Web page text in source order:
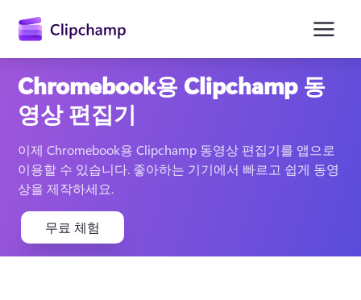
로
Chromebook용 Clipchamp 동
영상 편집기
이제 Chromebook용 Clipchamp 동영상 편집기를 앱으로
이용할 수 있습니다. 좋아하는 기기에서 빠르고 쉽게 동영
상을 제작하세요.
무료 체험